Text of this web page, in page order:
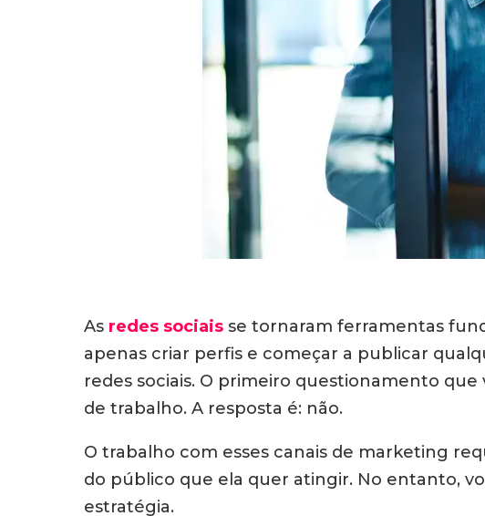
As redes sociais se tornaram ferramentas
apenas criar perfis e começar a publicar
redes sociais. O primeiro questionamento
de trabalho. A resposta é: não.
O trabalho com esses canais de marketing
do público que ela quer atingir. No entanto,
estratégia.